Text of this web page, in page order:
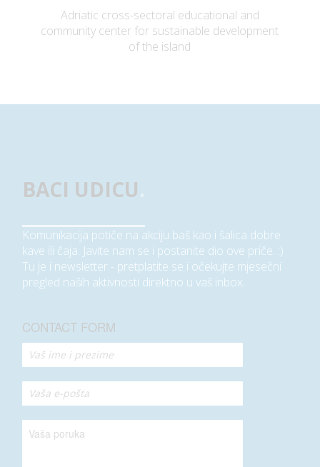
Adriatic cross-sectoral educational and
community center for sustainable development
of the island
BACI UDICU
Komunikacija potiče na akciju baš kao i šalica dobre
kave ili čaja. Javite nam se i postanite dio ove priče. :)
Tu je i newsletter - pretplatite se i očekujte mjesečni
pregled naših aktivnosti direktno u vaš inbox.
CONTACT FORM